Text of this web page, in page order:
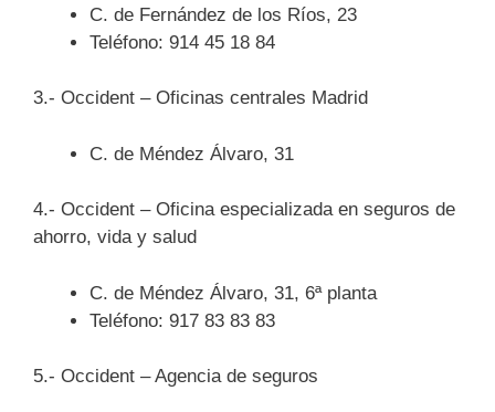
C. de Fernández de los Ríos, 23
Teléfono: 914 45 18 84
3.- Occident – Oficinas centrales Madrid
C. de Méndez Álvaro, 31
4.- Occident – Oficina especializada en seguros de
ahorro, vida y salud
C. de Méndez Álvaro, 31, 6ª planta
Teléfono: 917 83 83 83
5.- Occident – Agencia de seguros